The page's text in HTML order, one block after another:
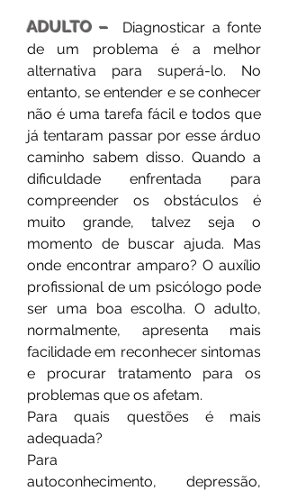
ADULTO – Diagnosticar a fonte
de um problema é a melhor
alternativa para superá-lo. No
entanto, se entender e se conhecer
não é uma tarefa fácil e todos que
já tentaram passar por esse árduo
caminho sabem disso. Quando a
dificuldade enfrentada para
compreender os obstáculos é
muito grande, talvez seja o
momento de buscar ajuda. Mas
onde encontrar amparo? O auxílio
profissional de um psicólogo pode
ser uma boa escolha. O adulto,
normalmente, apresenta mais
facilidade em reconhecer sintomas
e procurar tratamento para os
problemas que os afetam.
Para quais questões é mais
adequada?
Para
autoconhecimento, depressão,